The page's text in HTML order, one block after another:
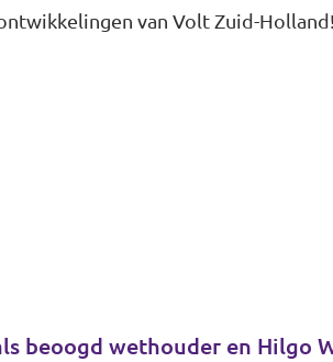
van Volt Zuid-Holland!
beoogd wethouder en Hilgo